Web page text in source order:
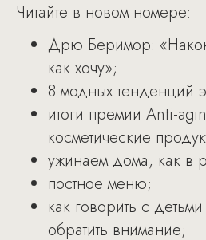
Читайте в новом номере:
Дрю Беримор:
как хочу»;
8 модных тенденций
итоги премии Anti-
косметические
ужинаем дома, как в
постное меню;
как говорить с
обратить внимание;